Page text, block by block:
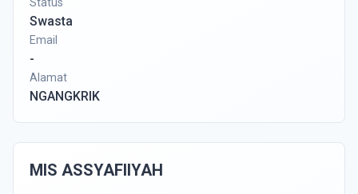
Swasta
Email
-
Alamat
NGANGKRIK
MIS ASSYAFIIYAH